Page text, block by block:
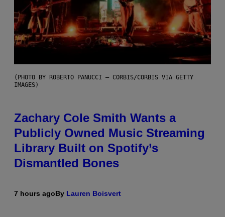
(PHOTO BY ROBERTO PANUCCI – CORBIS/CORBIS VIA GETTY
IMAGES)
Zachary Cole Smith Wants a
Publicly Owned Music Streaming
Library Built on Spotify’s
Dismantled Bones
7 hours agoBy Lauren Boisvert